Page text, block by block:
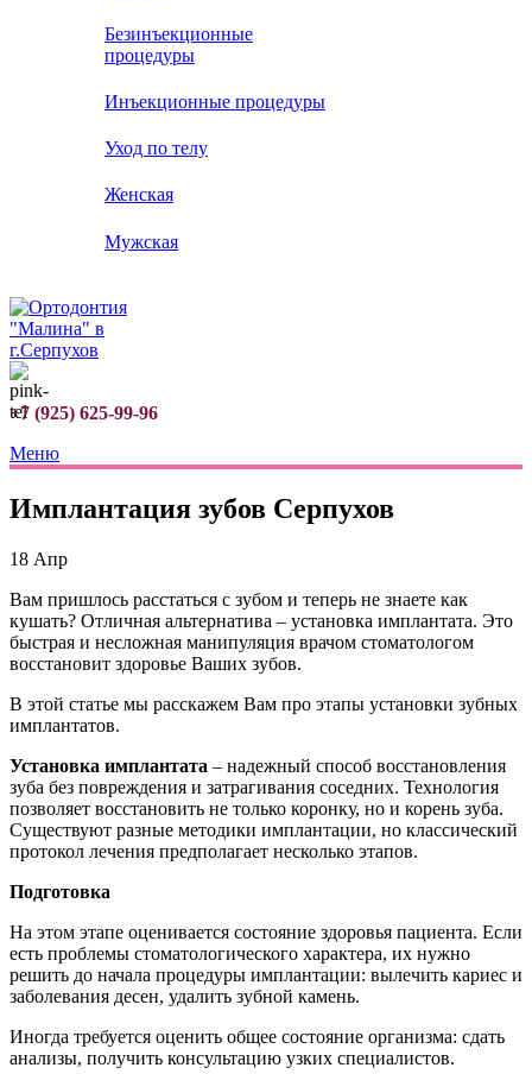
Безинъекционные
процедуры
Инъекционные процедуры
Уход по телу
Женская
Мужская
+7 (925) 625-99-96
Меню
Имплантация зубов Серпухов
18 Апр
Вам пришлось расстаться с зубом и теперь не знаете как
кушать? Отличная альтернатива – установка имплантата. Это
быстрая и несложная манипуляция врачом стоматологом
восстановит здоровье Ваших зубов.
В этой статье мы расскажем Вам про этапы установки зубных
имплантатов.
Установка имплантата – надежный способ восстановления
зуба без повреждения и затрагивания соседних. Технология
позволяет восстановить не только коронку, но и корень зуба.
Существуют разные методики имплантации, но классический
протокол лечения предполагает несколько этапов.
Подготовка
На этом этапе оценивается состояние здоровья пациента. Если
есть проблемы стоматологического характера, их нужно
решить до начала процедуры имплантации: вылечить кариес и
заболевания десен, удалить зубной камень.
Иногда требуется оценить общее состояние организма: сдать
анализы, получить консультацию узких специалистов.